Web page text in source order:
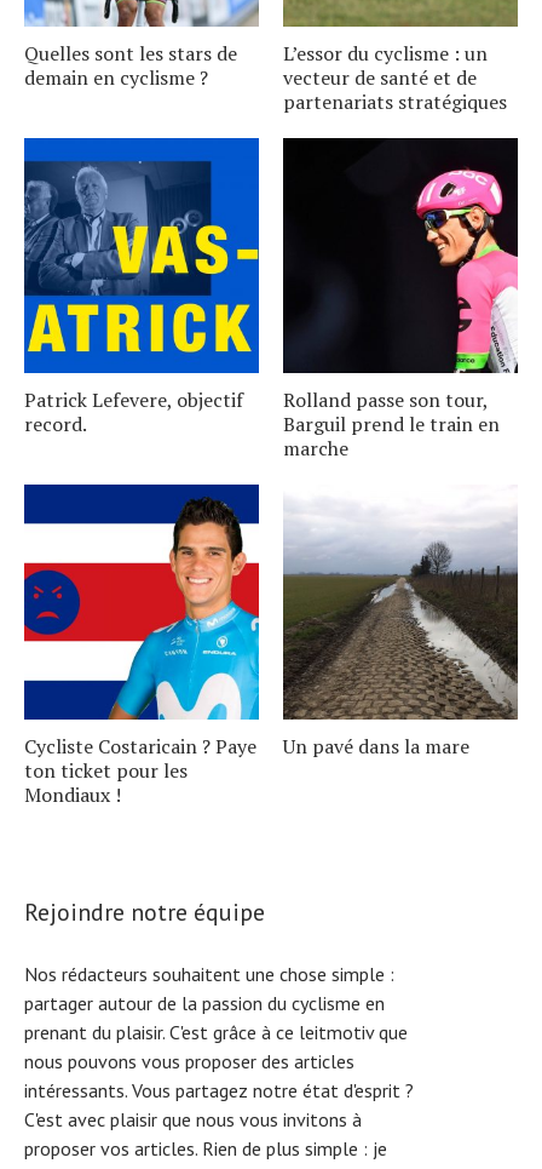
Quelles sont les stars de
demain en cyclisme ?
L’essor du cyclisme : un
vecteur de santé et de
partenariats stratégiques
Patrick Lefevere, objectif
record.
Rolland passe son tour,
Barguil prend le train en
marche
Cycliste Costaricain ? Paye
ton ticket pour les
Mondiaux !
Un pavé dans la mare
Rejoindre notre équipe
Nos rédacteurs souhaitent une chose simple :
partager autour de la passion du cyclisme en
prenant du plaisir. C'est grâce à ce leitmotiv que
nous pouvons vous proposer des articles
intéressants. Vous partagez notre état d'esprit ?
C'est avec plaisir que nous vous invitons à
proposer vos articles. Rien de plus simple : je